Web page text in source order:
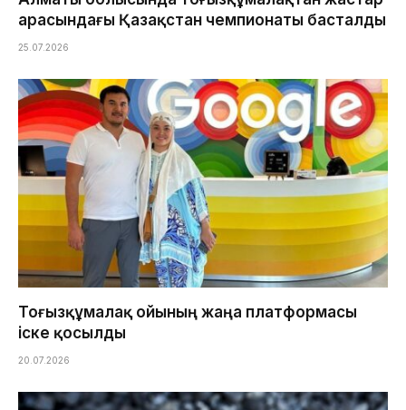
арасындағы Қазақстан чемпионаты басталды
25.07.2026
Тоғызқұмалақ ойының жаңа платформасы
іске қосылды
20.07.2026